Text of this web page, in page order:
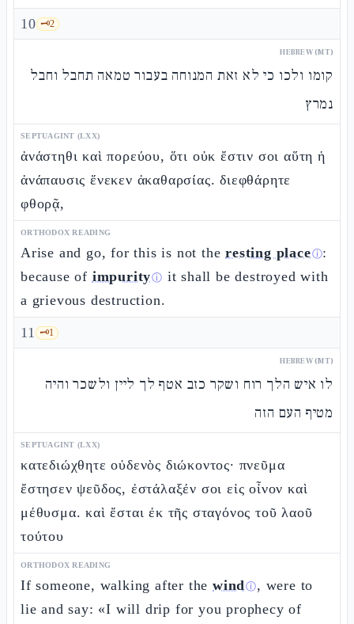
10 🗝️2
HEBREW (MT)
קומו ולכו כי לא זאת המנוחה בעבור טמאה תחבל וחבל
נמרץ
SEPTUAGINT (LXX)
ἀνάστηθι καὶ πορεύου, ὅτι οὐκ ἔστιν σοι αὕτη ἡ
ἀνάπαυσις ἕνεκεν ἀκαθαρσίας. διεφθάρητε
φθορᾷ,
ORTHODOX READING
Arise and go, for this is not theresting placeⓘ:
because of impurityⓘ it shall be destroyed with
a grievous destruction.
11 🗝️1
HEBREW (MT)
לו איש הלך רוח ושקר כזב אטף לך ליין ולשכר והיה
מטיף העם הזה
SEPTUAGINT (LXX)
κατεδιώχθητε οὐδενὸς διώκοντος· πνεῦμα
ἔστησεν ψεῦδος, ἐστάλαξέν σοι εἰς οἶνον καὶ
μέθυσμα. καὶ ἔσται ἐκ τῆς σταγόνος τοῦ λαοῦ
τούτου
ORTHODOX READING
If someone, walking after the windⓘ, were to
lie and say: «I will drip for you prophecy of